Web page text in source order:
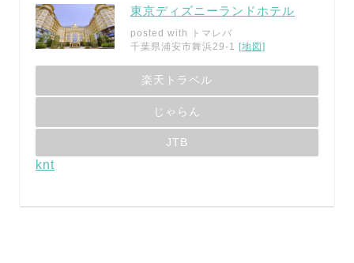
東京ディズニーランドホテル
posted with
トマレバ
千葉県浦安市舞浜29-1 [地図]
楽天トラベル
じゃらん
JTB
knt